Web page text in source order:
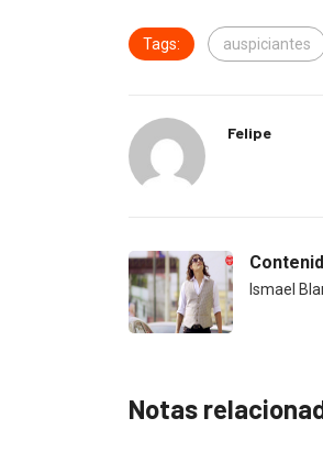
Tags: auspiciantes
Felipe
Ismael
Notas